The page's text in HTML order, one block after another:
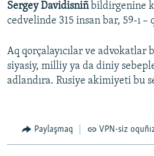
Sergey Davidisniñbildirgenine
cedvelinde 315 insan bar, 59-ı –
Aq qorçalayıcılar ve advokatlar
siyasiy, milliy ya da diniy
adlandıra. Rusiye akimiyeti bu
Paylaşmaq VPN-siz